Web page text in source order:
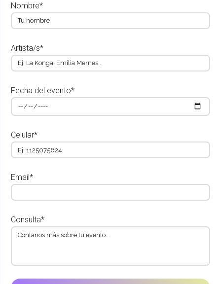
Nombre*
Artista/s*
Fecha del evento*
Celular*
Email*
Consulta*